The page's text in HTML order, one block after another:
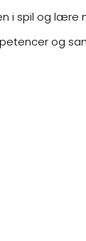
i spil og lære
og